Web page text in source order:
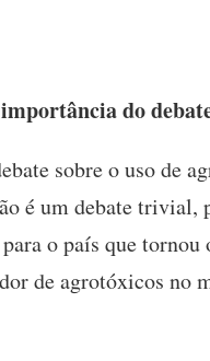
do
sobre o uso de
é um debate
o país que
de agrotóxicos no